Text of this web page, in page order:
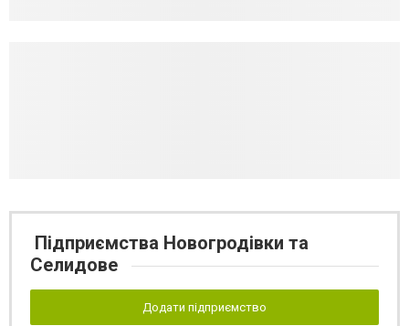
Підприємства Новогродівки та
Селидове
Додати підприємство